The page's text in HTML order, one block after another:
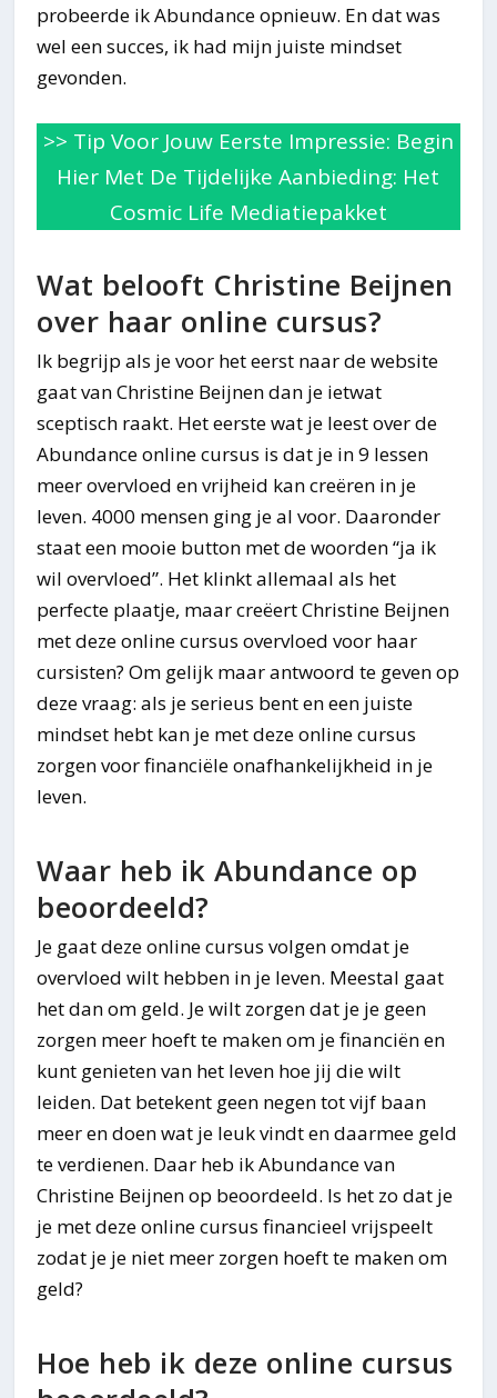
probeerde ik Abundance opnieuw. En dat was
wel een succes, ik had mijn juiste mindset
gevonden.
>> Tip Voor Jouw Eerste Impressie: Begin
Hier Met De Tijdelijke Aanbieding: Het
Cosmic Life Mediatiepakket
Wat belooft Christine Beijnen
over haar online cursus?
Ik begrijp als je voor het eerst naar de website
gaat van Christine Beijnen dan je ietwat
sceptisch raakt. Het eerste wat je leest over de
Abundance online cursus is dat je in 9 lessen
meer overvloed en vrijheid kan creëren in je
leven. 4000 mensen ging je al voor. Daaronder
staat een mooie button met de woorden “ja ik
wil overvloed”. Het klinkt allemaal als het
perfecte plaatje, maar creëert Christine Beijnen
met deze online cursus overvloed voor haar
cursisten? Om gelijk maar antwoord te geven op
deze vraag: als je serieus bent en een juiste
mindset hebt kan je met deze online cursus
zorgen voor financiële onafhankelijkheid in je
leven.
Waar heb ik Abundance op
beoordeeld?
Je gaat deze online cursus volgen omdat je
overvloed wilt hebben in je leven. Meestal gaat
het dan om geld. Je wilt zorgen dat je je geen
zorgen meer hoeft te maken om je financiën en
kunt genieten van het leven hoe jij die wilt
leiden. Dat betekent geen negen tot vijf baan
meer en doen wat je leuk vindt en daarmee geld
te verdienen. Daar heb ik Abundance van
Christine Beijnen op beoordeeld. Is het zo dat je
je met deze online cursus financieel vrijspeelt
zodat je je niet meer zorgen hoeft te maken om
geld?
Hoe heb ik deze online cursus